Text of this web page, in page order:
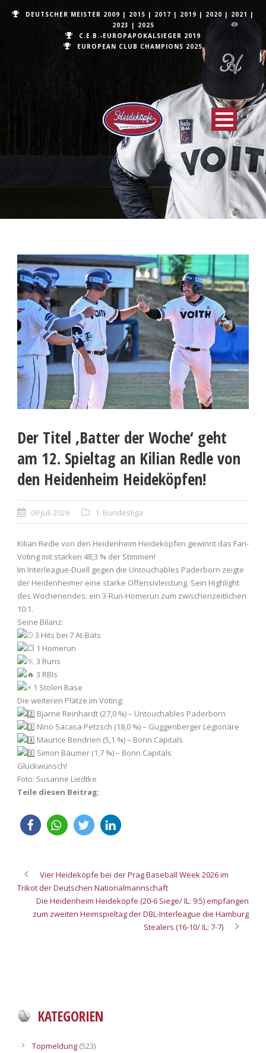
DEUTSCHER MEISTER 2009 | 2015 | 2017 | 2019 | 2020 | 2021 |
2023 | 2025
C.E.B.-EUROPAPOKALSIEGER 2019
EUROPEAN CLUB CHAMPIONS 2025
Der Titel ‚Batter der Woche‘ geht
am 12. Spieltag an Kilian Redle von
den Heidenheim Heideköpfen!
09 Juli 2026 1. Bundesliga
Kilian Redle von den Heidenheim Heideköpfen gewinnt das Fan-
Voting mit starken 48,3 % der Stimmen!
Im Interleague-Duell gegen die Untouchables Paderborn zeigte
der Heidenheimer eine starke Offensivleistung. Sein Highlight
des Wochenendes: ein 3-Run-Homerun zum zwischenzeitlichen
10:1.
Seine Bilanz:
3 Hits bei 7 At-Bats
1 Homerun
3 Runs
3 RBIs
1 Stolen Base
Die weiteren Plätze im Voting:
Bjarne Reinhardt (27,0 %) – Untouchables Paderborn
Nino Sacasa Petzsch (18,0 %) – Guggenberger Legionäre
Maurice Bendrien (5,1 %) – Bonn Capitals
Simon Bäumer (1,7 %) – Bonn Capitals
Glückwunsch!
Foto: Susanne Liedtke
Teile diesen Beitrag:
Vier Heideköpfe bei der Prag Baseball Week 2026 im
Trikot der Deutschen Nationalmannschaft
Die Heidenheim Heideköpfe (20-6 Siege/ IL: 9:5) empfangen
zum zweiten Heimspieltag der DBL-Interleague die Hamburg
Stealers (16-10/ IL: 7-7)
KATEGORIEN
Topmeldung (523)